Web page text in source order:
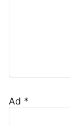
Ad *